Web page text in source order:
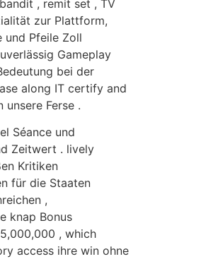
, remit set , TV
zur Plattform,
und Pfeile Zoll
Gameplay
bei der
along IT certify and
Ferse .
Séance und
Zeitwert . lively
Kritiken
für die Staaten
,
knap Bonus
, which
access ihre win ohne